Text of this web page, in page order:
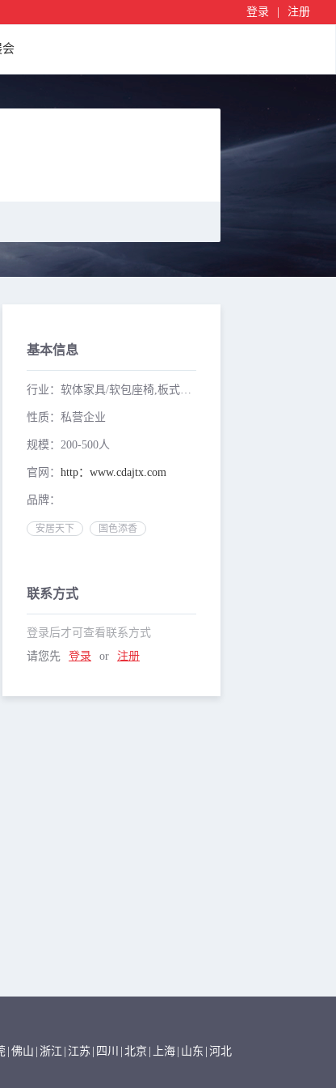
登录 注册
会
基本信息
行业：软体家具/软包座椅,板式家具/儿童家具,古典家具/酒店家具/实木家具/红木家具
性质：私营企业
规模：200-500人
官网： http：www.cdajtx.com
品牌：
安居天下 国色添香
联系方式
登录后才可查看联系方式
请您先
登录 or 注册
佛山 浙江 江苏 四川 北京 上海 山东 河北